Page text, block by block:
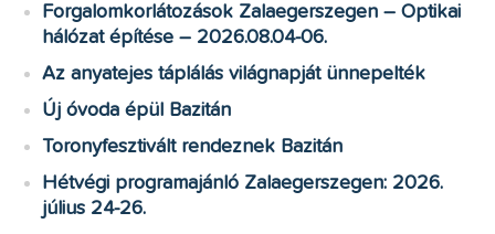
Forgalomkorlátozások Zalaegerszegen – Optikai
hálózat építése – 2026.08.04-06.
Az anyatejes táplálás világnapját ünnepelték
Új óvoda épül Bazitán
Toronyfesztivált rendeznek Bazitán
Hétvégi programajánló Zalaegerszegen: 2026.
július 24-26.